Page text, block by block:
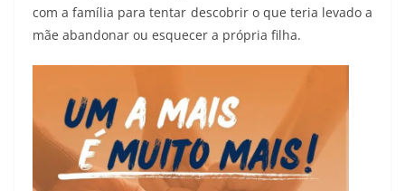
com a família para tentar descobrir o que teria levado a
mãe abandonar ou esquecer a própria filha.